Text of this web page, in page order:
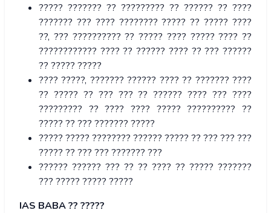
????? ??????? ?? ????????? ?? ?????? ?? ????
??????? ??? ???? ???????? ????? ?? ????? ????
??, ??? ?????????? ?? ????? ???? ????? ???? ??
???????????? ???? ?? ?????? ???? ?? ??? ??????
?? ????? ?????
???? ?????, ??????? ?????? ???? ?? ??????? ????
?? ????? ?? ??? ??? ?? ?????? ???? ??? ????
????????? ?? ???? ???? ????? ?????????? ??
????? ?? ??? ??????? ?????
????? ????? ???????? ?????? ????? ?? ??? ??? ???
????? ?? ??? ??? ??????? ???
?????? ?????? ??? ?? ?? ???? ?? ????? ???????
??? ????? ????? ?????
IAS BABA?? ?????